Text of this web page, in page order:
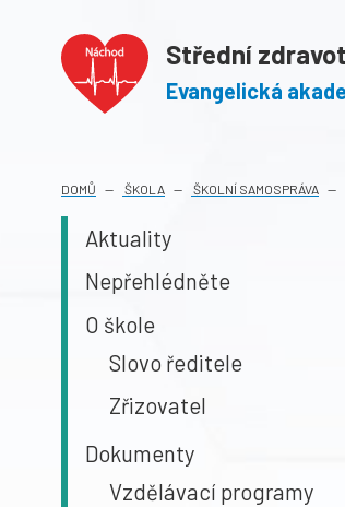
Střední
Evangelická
DOMŮ ŠKOLA ŠKOLNÍ SAMOSPRÁVA
Aktuality
Nepřehlédněte
O škole
Slovo ředitele
Zřizovatel
Dokumenty
Vzdělávací programy